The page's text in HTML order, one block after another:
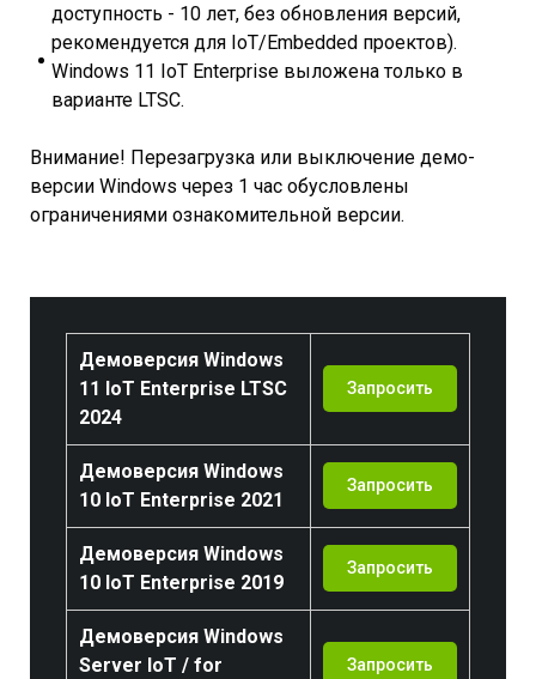
доступность - 10 лет, без обновления версий,
рекомендуется для IoT/Embedded проектов).
Windows 11 IoT Enterprise выложена только в
варианте LTSC.
Внимание! Перезагрузка или выключение демо-
версии Windows через 1 час обусловлены
ограничениями ознакомительной версии.
Демоверсия Windows
11 IoT Enterprise LTSC
2024
Запросить
Демоверсия Windows
10 IoT Enterprise 2021
Запросить
Демоверсия Windows
10 IoT Enterprise 2019
Запросить
Демоверсия Windows
Server IoT / for
Запросить